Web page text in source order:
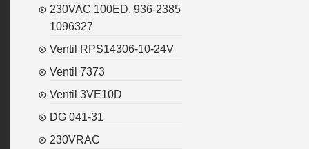
230VAC 100ED, 936-2385
1096327
Ventil RPS14306-10-24V
Ventil 7373
Ventil 3VE10D
DG 041-31
230VRAC